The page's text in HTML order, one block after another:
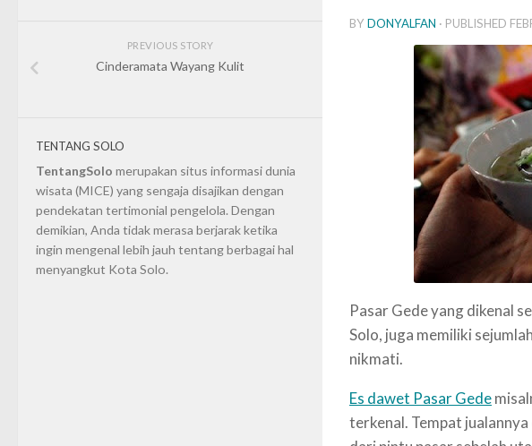
BY DONYALFAN · PUBLISHED
Pasar Gede yang dikenal
Solo, juga memiliki
nikmati.
Es dawet Pasar Gede
terkenal. Tempat
PREVIOUS STORY
Cinderamata Wayang Kulit
TENTANG SOLO
TentangSolo merupakan situs informasi dunia
wisata (MICE) yang sengaja disajikan dengan
pendekatan tertimonial pengelola. Dengan
demikian, Anda tidak merasa berjarak ketika
ingin mengenal lebih jauh tentang berbagai hal
menyangkut Kota Solo.